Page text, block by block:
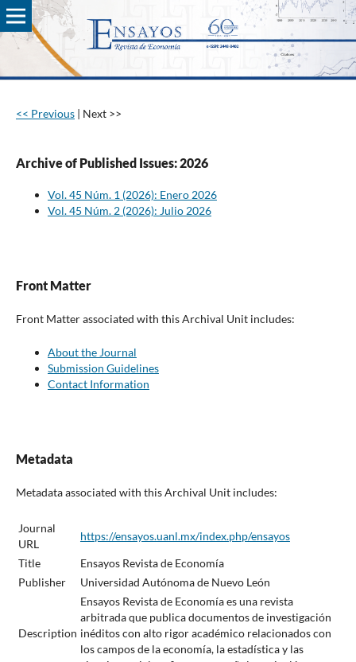
<< Previous| Next >>
Archive of Published Issues: 2026
Vol. 45 Núm. 1 (2026): Enero 2026
Vol. 45 Núm. 2 (2026): Julio 2026
Front Matter
Front Matter associated with this Archival Unit includes:
About the Journal
Submission Guidelines
Contact Information
Metadata
Metadata associated with this Archival Unit includes:
Journal
URL
https://ensayos.uanl.mx/index.php/ensayos
Title
Ensayos Revista de Economía
Publisher
Universidad Autónoma de Nuevo León
Description
Ensayos Revista de Economía es una revista
arbitrada que publica documentos de investigación
inéditos con alto rigor académico relacionados con
los campos de la economía, la estadística y las